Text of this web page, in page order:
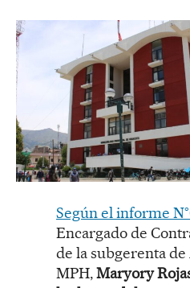
Según el informe
Encargado de
de la subgerenta
MPH,Maryory